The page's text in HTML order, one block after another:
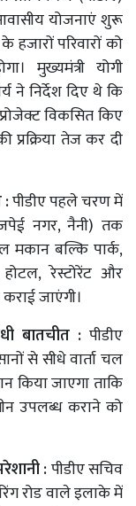
योजनाएं शुरू
परिवारों को
मुख्यमंत्री योगी
ने निर्देश दिए थे कि
विकसित किए
तेज कर दी
:पीडीए पहले चरण में
नगर, नैनी) तक
बल्कि पार्क,
रेस्टोरेंट और
जाएंगी।
बातचीत : पीडीए
से सीधे वार्ता चल
किया जाएगा ताकि
उपलब्ध कराने को
:पीडीए सचिव
रोड वाले इलाके में